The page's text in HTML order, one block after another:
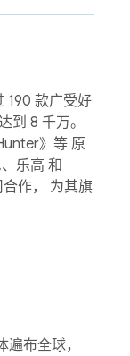
190 款广受好
到 8 千万。
》等 原
乐高 和
作， 为其旗
布全球，